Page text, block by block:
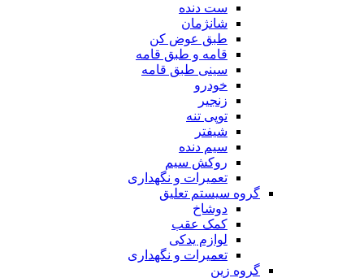
ست دنده
شانژمان
طبق عوض کن
قامه و طبق قامه
سینی طبق قامه
خودرو
زنجیر
توپی تنه
شیفتر
سیم دنده
روکش سیم
تعمیرات و نگهداری
گروه سیستم تعلیق
دوشاخ
کمک عقب
لوازم یدکی
تعمیرات و نگهداری
گروه زین